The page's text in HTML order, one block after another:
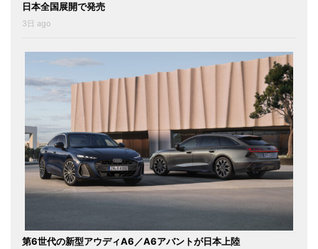
日本全国展開で発売
3日 ago
第6世代の新型アウディA6／A6アバントが日本上陸